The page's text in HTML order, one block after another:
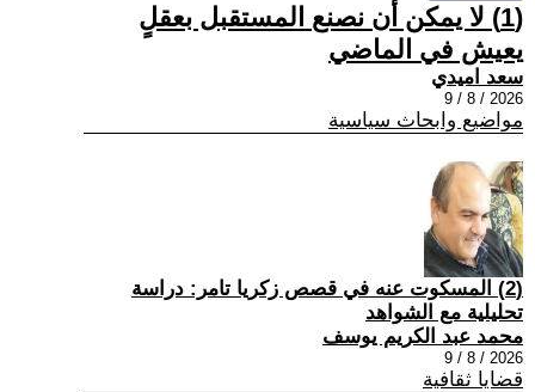
(1) لا يمكن أن نصنع المستقبل بعقلٍ
يعيش في الماضي
سعد اميدي
2026 / 8 / 9
مواضيع وابحاث سياسية
(2) المسكوت عنه في قصص زكريا تامر: دراسة
تحليلية مع الشواهد
محمد عبد الكريم يوسف
2026 / 8 / 9
قضايا ثقافية